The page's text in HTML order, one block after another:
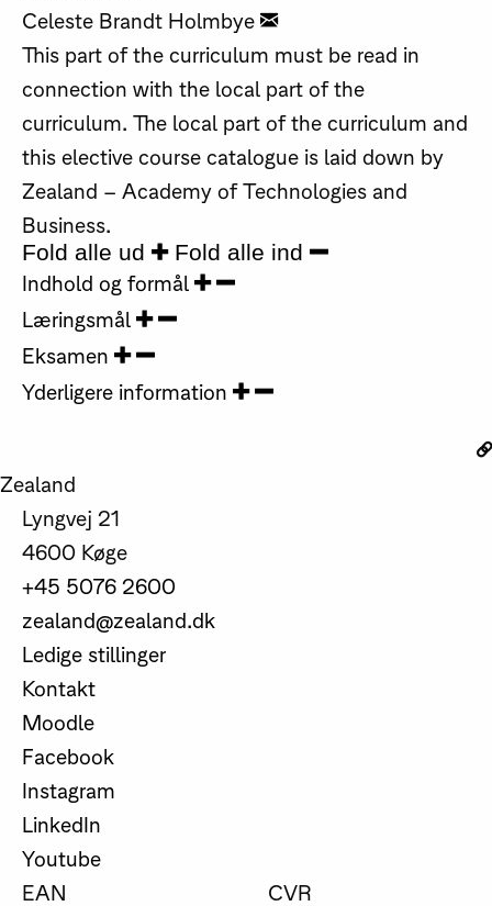
Celeste Brandt Holmbye
This part of the curriculum must be read in
connection with the local part of the
curriculum. The local part of the curriculum and
this elective course catalogue is laid down by
Zealand – Academy of Technologies and
Business.
Fold alle ud Fold alle ind
Indhold og formål
Læringsmål
Eksamen
Yderligere information
Zealand
Lyngvej 21
4600 Køge
+45 5076 2600
zealand@zealand.dk
Ledige stillinger
Kontakt
Moodle
Facebook
Instagram
LinkedIn
Youtube
EAN
CVR